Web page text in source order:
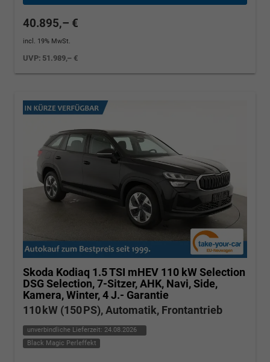
40.895,– €
incl. 19% MwSt.
UVP: 51.989,– €
Skoda Kodiaq 1.5 TSI mHEV 110 kW Selection
DSG Selection, 7-Sitzer, AHK, Navi, Side,
Kamera, Winter, 4 J.- Garantie
110 kW (150 PS), Automatik, Frontantrieb
unverbindliche Lieferzeit: 24.08.2026
Black Magic Perleffekt